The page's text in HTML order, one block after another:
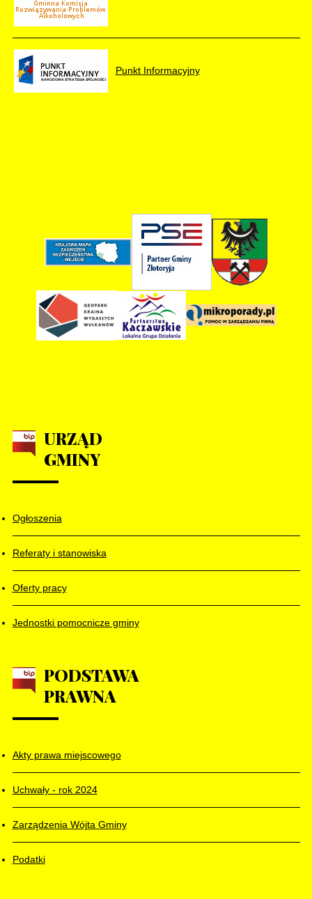
Punkt Informacyjny
URZĄD
GMINY
Ogłoszenia
Referaty i stanowiska
Oferty pracy
Jednostki pomocnicze gminy
PODSTAWA
PRAWNA
Akty prawa miejscowego
Uchwały - rok 2024
Zarządzenia Wójta Gminy
Podatki